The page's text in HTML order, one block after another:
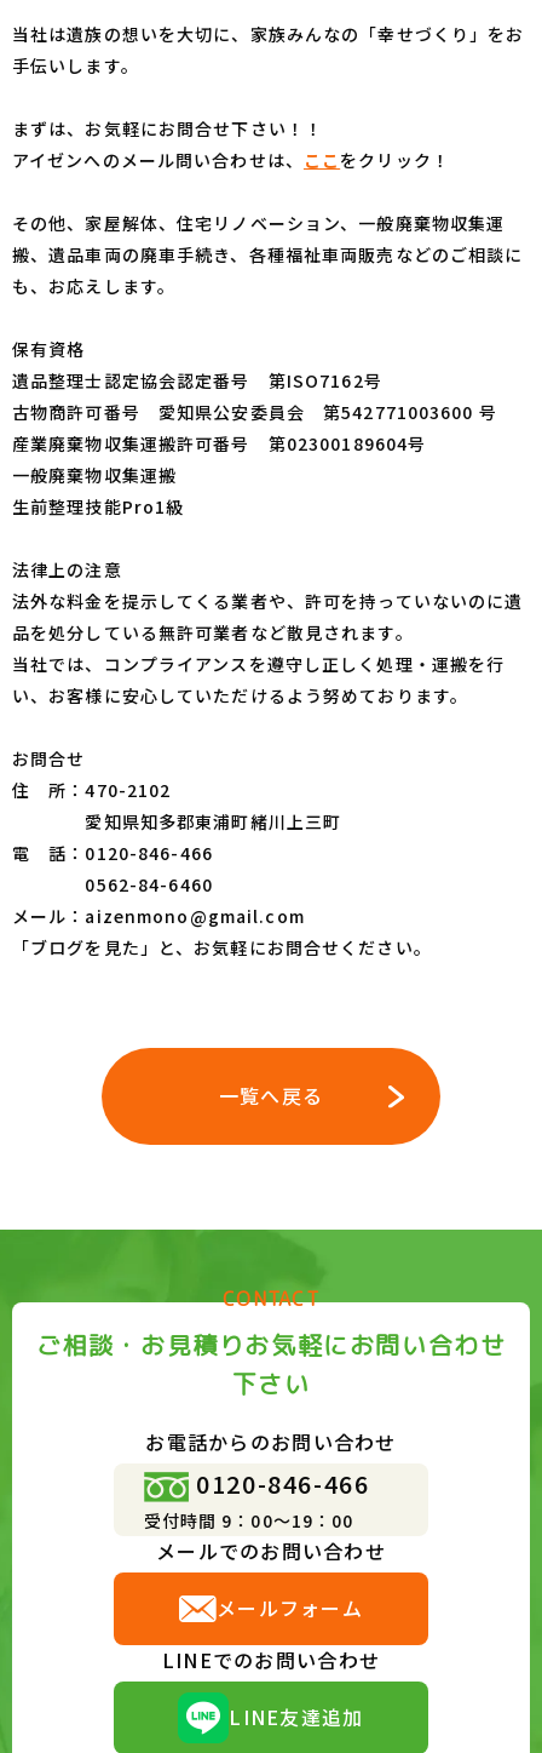
当社は遺族の想いを大切に、家族みんなの「幸せづくり」をお
手伝いします。
まずは、お気軽にお問合せ下さい！！
アイゼンへのメール問い合わせは、
ここ をクリック！
その他、家屋解体、住宅リノベーション、一般廃棄物収集運
搬、遺品車両の廃車手続き、各種福祉車両販売などのご相談に
も、お応えします。
保有資格
遺品整理士認定協会認定番号 第ISO7162号
古物商許可番号 愛知県公安委員会 第542771003600 号
産業廃棄物収集運搬許可番号 第02300189604号
一般廃棄物収集運搬
生前整理技能Pro1級
法律上の注意
法外な料金を提示してくる業者や、許可を持っていないのに遺
品を処分している無許可業者など散見されます。
当社では、コンプライアンスを遵守し正しく処理・運搬を行
い、お客様に安心していただけるよう努めております。
お問合せ
住 所：470-2102
愛知県知多郡東浦町緒川上三町
電 話：0120-846-466
0562-84-6460
メール：aizenmono@gmail.com
「ブログを見た」と、お気軽にお問合せください。
一覧へ戻る
CONTACT
ご相談・お見積りお気軽にお問い合わせ
下さい
お電話からのお問い合わせ
0120-846-466
受付時間 9：00～19：00
メールでのお問い合わせ
メールフォーム
LINEでのお問い合わせ
LINE友達追加